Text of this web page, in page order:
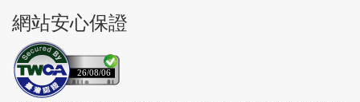
網站安心保證
26/08/06